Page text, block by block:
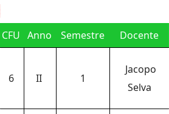
CFU Anno Semestre
Docente
6 II 1
Jacopo
Selva